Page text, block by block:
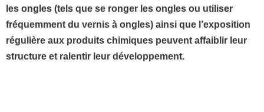
les ongles (tels que se ronger les ongles ou utiliser
fréquemment du vernis à ongles) ainsi que l’exposition
régulière aux produits chimiques peuvent affaiblir leur
structure et ralentir leur développement.